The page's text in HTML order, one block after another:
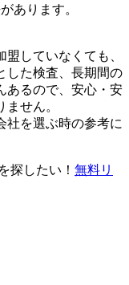
あります。
していなくても、
した検査、長期間の
あるので、安心・安
せん。
社を選ぶ時の参考に
探したい！ 無料リ